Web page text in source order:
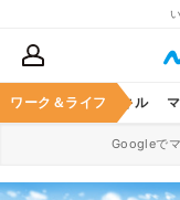
ワーク＆ライフ
ア ビジネススキル
Googleで